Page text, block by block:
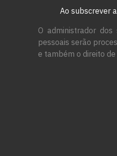
Ao subscrever
O administrador
pessoais serão
e também o direito